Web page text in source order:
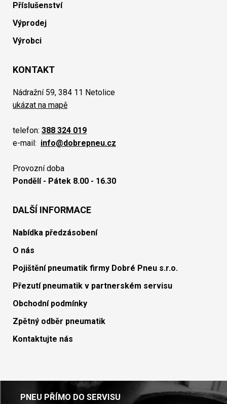
Příslušenství
Výprodej
Výrobci
KONTAKT
Nádražní 59, 384 11 Netolice
ukázat na mapě
telefon: 388 324 019
e-mail: info@dobrepneu.cz
Provozní doba
Pondělí - Pátek 8.00 - 16.30
DALŠÍ INFORMACE
Nabídka předzásobení
O nás
Pojištění pneumatik firmy Dobré Pneu s.r.o.
Přezutí pneumatik v partnerském servisu
Obchodní podmínky
Zpětný odběr pneumatik
Kontaktujte nás
PNEU PŘÍMO DO SERVISU